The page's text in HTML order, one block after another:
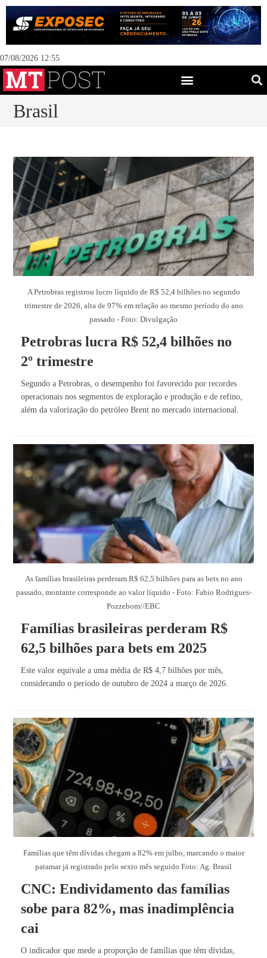
07/08/2026 12:55
Brasil
A Petrobras registrou lucro líquido de R$ 52,4 bilhões no segundo
trimestre de 2026, alta de 97% em relação ao mesmo período do ano
passado - Foto: Divulgação
Petrobras lucra R$ 52,4 bilhões no
2º trimestre
Segundo a Petrobras, o desempenho foi favorecido por recordes
operacionais nos segmentos de exploração e produção e de refino,
além da valorização do petróleo Brent no mercado internacional.
As famílias brasileiras perderam R$ 62,5 bilhões para as bets no ano
passado, montante corresponde ao valor líquido - Foto: Fabio Rodrigues-
Pozzebom//EBC
Famílias brasileiras perderam R$
62,5 bilhões para bets em 2025
Este valor equivale a uma média de R$ 4,7 bilhões por mês,
considerando o período de outubro de 2024 a março de 2026.
Famílias que têm dívidas chegam a 82% em julho, marcando o maior
patamar já registrado pelo sexto mês seguido Foto: Ag. Brasil
CNC: Endividamento das famílias
sobe para 82%, mas inadimplência
cai
O indicador que mede a proporção de famílias que têm dívidas,